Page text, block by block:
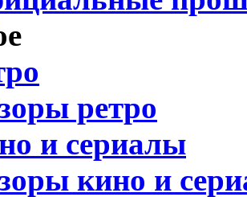
ретро
и сериалы
кино и